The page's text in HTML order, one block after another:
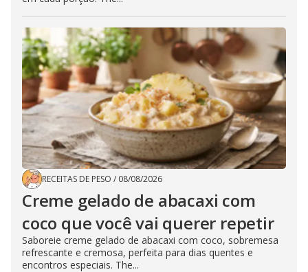
RECEITAS DE PESO / 08/08/2026
Creme gelado de abacaxi com
coco que você vai querer repetir
Saboreie creme gelado de abacaxi com coco, sobremesa
refrescante e cremosa, perfeita para dias quentes e
encontros especiais. The...